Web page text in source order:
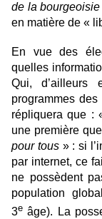
de la bourgeoisie
en matière de «
En vue des
quelles
Qui, d’ailleurs
programmes
répliquera que :
une première
pour tous » : si
par internet, ce
ne possèdent
population
3e âge). La